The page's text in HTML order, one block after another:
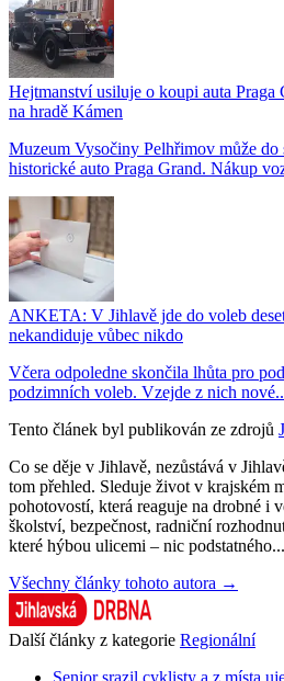
Hejtmanství usiluje o koupi auta Praga
na hradě Kámen
Muzeum Vysočiny Pelhřimov může do
historické auto Praga Grand. Nákup
ANKETA: V Jihlavě jde do voleb
nekandiduje vůbec nikdo
Včera odpoledne skončila lhůta pro
podzimních voleb. Vzejde z nich
Tento článek byl publikován ze zdrojů
Co se děje v Jihlavě, nezůstává v
tom přehled. Sleduje život v krajském
pohotovostí, která reaguje na drobné i
školství, bezpečnost, radniční
které hýbou ulicemi – nic podstatného...
Všechny články tohoto autora →
Další články z kategorie Regionální
Senior srazil cyklisty a z místa